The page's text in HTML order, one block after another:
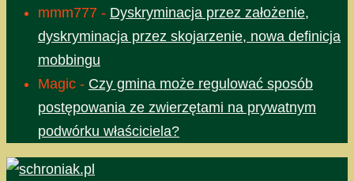
mmm777 - Dyskryminacja przez założenie,
dyskryminacja przez skojarzenie, nowa definicja
mobbingu
Magic - Czy gmina może regulować sposób
postępowania ze zwierzętami na prywatnym
podwórku właściciela?